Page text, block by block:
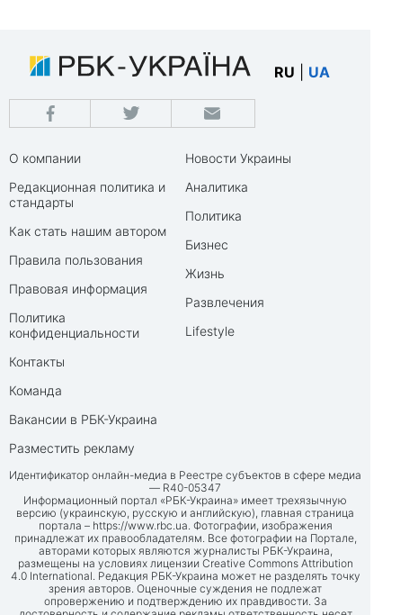
RU UA
О компании
Редакционная политика и
стандарты
Как стать нашим автором
Правила пользования
Правовая информация
Политика
конфиденциальности
Контакты
Команда
Вакансии в РБК-Украина
Разместить рекламу
Новости Украины
Аналитика
Политика
Бизнес
Жизнь
Развлечения
Lifestyle
Идентификатор онлайн-медиа в Реестре субъектов в сфере медиа
— R40-05347
Информационный портал «РБК-Украина» имеет трехязычную
версию (украинскую, русскую и английскую), главная страница
портала – https://www.rbc.ua. Фотографии, изображения
принадлежат их правообладателям. Все фотографии на Портале,
авторами которых являются журналисты РБК-Украина,
размещены на условиях лицензии Creative Commons Attribution
4.0 International. Редакция РБК-Украина может не разделять точку
зрения авторов. Оценочные суждения не подлежат
опровержению и подтверждению их правдивости. За